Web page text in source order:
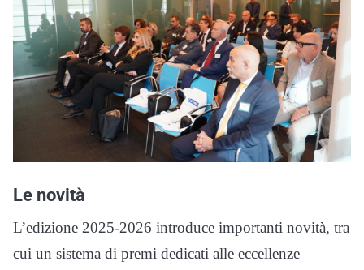
Le novità
L’edizione 2025-2026 introduce importanti novità, tra
cui un sistema di premi dedicati alle eccellenze